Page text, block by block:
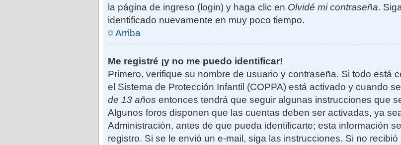
la página de ingreso (login) y haga clic en Olvidé mi contraseña.
identificado nuevamente en muy poco tiempo.
Arriba
Me registré ¡y no me puedo identificar!
Primero, verifique su nombre de usuario y contraseña. Si todo está
el Sistema de Protección Infantil (COPPA) está activado y cuando
de 13 años entonces tendrá que seguir algunas instrucciones que
Algunos foros disponen que las cuentas deben ser activadas, ya
Administración, antes de que pueda identificarte; esta información
registro. Si se le envió un e-mail, siga las instrucciones. Si no